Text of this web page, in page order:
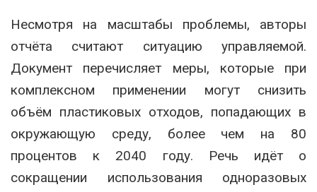
Несмотря на масштабы проблемы, авторы
отчёта считают ситуацию управляемой.
Документ перечисляет меры, которые при
комплексном применении могут снизить
объём пластиковых отходов, попадающих в
окружающую среду, более чем на 80
процентов к 2040 году. Речь идёт о
сокращении использования одноразовых